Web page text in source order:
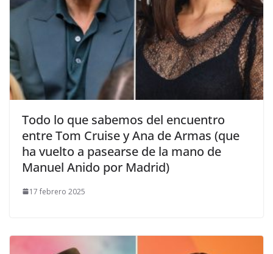
​Todo lo que sabemos del encuentro
entre Tom Cruise y Ana de Armas (que
ha vuelto a pasearse de la mano de
Manuel Anido por Madrid)
17 febrero 2025